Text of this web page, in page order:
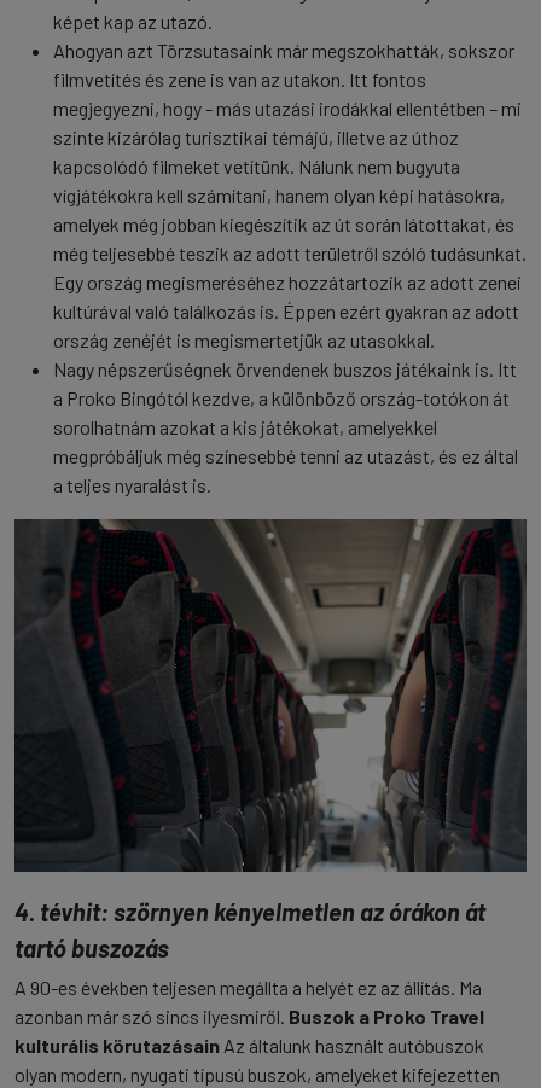
képet kap az utazó.
Ahogyan azt Törzsutasaink már megszokhatták, sokszor
filmvetítés és zene is van az utakon. Itt fontos
megjegyezni, hogy - más utazási irodákkal ellentétben – mi
szinte kizárólag turisztikai témájú, illetve az úthoz
kapcsolódó filmeket vetítünk. Nálunk nem bugyuta
vígjátékokra kell számítani, hanem olyan képi hatásokra,
amelyek még jobban kiegészítik az út során látottakat, és
még teljesebbé teszik az adott területről szóló tudásunkat.
Egy ország megismeréséhez hozzátartozik az adott zenei
kultúrával való találkozás is. Éppen ezért gyakran az adott
ország zenéjét is megismertetjük az utasokkal.
Nagy népszerűségnek örvendenek buszos játékaink is. Itt
a Proko Bingótól kezdve, a különböző ország-totókon át
sorolhatnám azokat a kis játékokat, amelyekkel
megpróbáljuk még színesebbé tenni az utazást, és ez által
a teljes nyaralást is.
4. tévhit: szörnyen kényelmetlen az órákon át
tartó buszozás
A 90-es években teljesen megállta a helyét ez az állítás. Ma
azonban már szó sincs ilyesmiről. Buszok a Proko Travel
kulturális körutazásain Az általunk használt autóbuszok
olyan modern, nyugati típusú buszok, amelyeket kifejezetten